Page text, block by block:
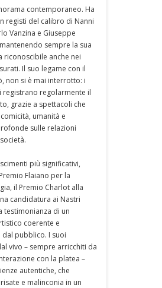
contemporaneo. Ha
registi del calibro di Nanni
Vanzina e Giuseppe
sempre la sua
riconoscibile anche nei
Il suo legame con il
non si è mai interrotto: i
registrano regolarmente il
grazie a spettacoli che
umanità e
sulle relazioni
più significativi,
Flaiano per la
il Premio Charlot alla
candidatura ai Nastri
testimonianza di un
coerente e
dal pubblico. I suoi
vivo – sempre arricchiti da
con la platea –
autentiche, che
e malinconia in un